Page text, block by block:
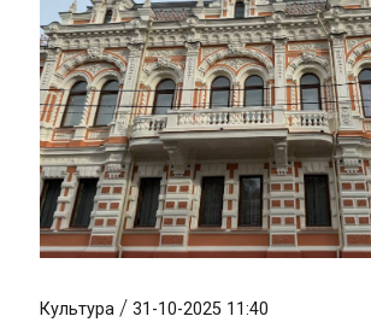
Культура / 31-10-2025 11:40